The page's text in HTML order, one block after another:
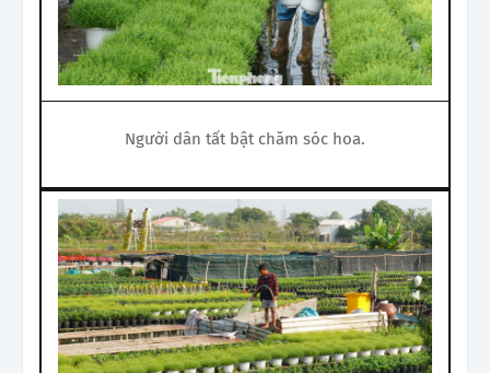
Người dân tất bật chăm sóc hoa.